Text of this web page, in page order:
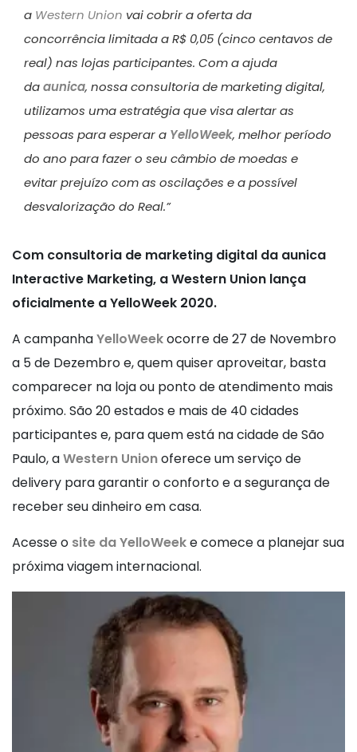
a Western Union vai cobrir a oferta da
concorrência limitada a R$ 0,05 (cinco centavos de
real) nas lojas participantes. Com a ajuda
daaunica, nossa consultoria de marketing digital,
utilizamos uma estratégia que visa alertar as
pessoas para esperar a YelloWeek, melhor período
do ano para fazer o seu câmbio de moedas e
evitar prejuízo com as oscilações e a possível
desvalorização do Real.”
Com consultoria de marketing digital da aunica
Interactive Marketing, a Western Union lança
oficialmente a YelloWeek 2020.
A campanhaYelloWeekocorre de 27 de Novembro
a 5 de Dezembro e, quem quiser aproveitar, basta
comparecer na loja ou ponto de atendimento mais
próximo. São 20 estados e mais de 40 cidades
participantes e, para quem está na cidade de São
Paulo, aWestern Unionoferece um serviço de
delivery para garantir o conforto e a segurança de
receber seu dinheiro em casa.
Acesse o site da YelloWeeke comece a planejar sua
próxima viagem internacional.